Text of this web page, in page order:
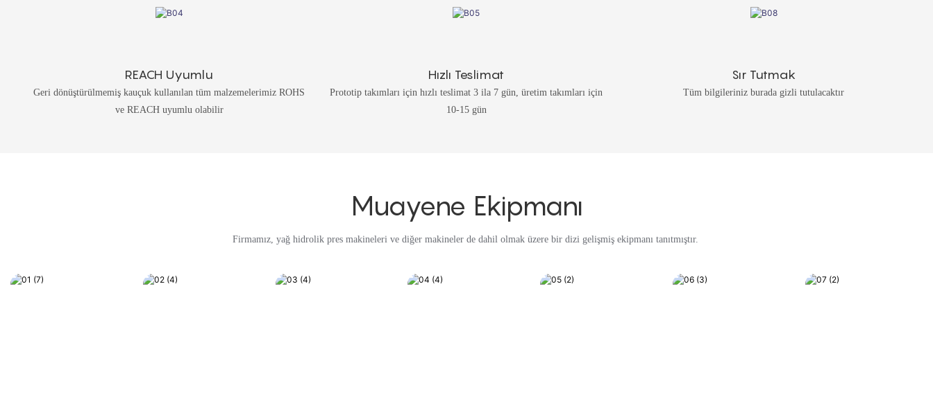
REACH Uyumlu
Geri dönüştürülmemiş kauçuk kullanılan tüm malzemelerimiz ROHS
ve REACH uyumlu olabilir
Hızlı Teslimat
Prototip takımları için hızlı teslimat 3 ila 7 gün, üretim takımları için
10-15 gün
Sır Tutmak
Tüm bilgileriniz burada gizli tutulacaktır
Muayene Ekipmanı
Firmamız, yağ hidrolik pres makineleri ve diğer makineler de dahil olmak üzere bir dizi gelişmiş ekipmanı tanıtmıştır.